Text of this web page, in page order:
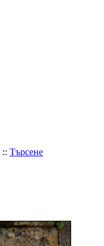
:: Търсене